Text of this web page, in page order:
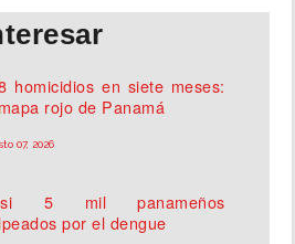
homicidios en siete meses:
rojo de Panamá
07, 2026
5 mil panameños
por el dengue